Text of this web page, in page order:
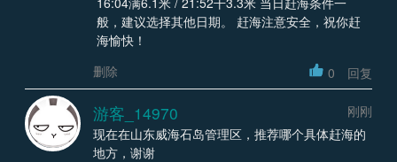
般，建议选择其他日期。 赶海注意安全，祝你赶
海愉快！
删除
0 回复
游客_14970
刚刚
现在在山东威海石岛管理区，推荐哪个具体赶海的
地方，谢谢